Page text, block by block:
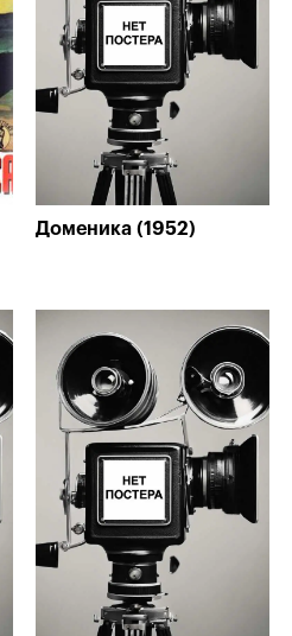
Доменика (1952)